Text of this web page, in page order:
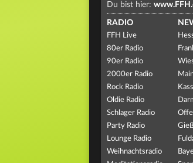
Du bist hier:
RADIO
FFH Live
80er Radio
90er Radio
2000er Radio
Rock Radio
Oldie Radio
Schlager Radio
Party Radio
Lounge Radio
Weihnachtsradio